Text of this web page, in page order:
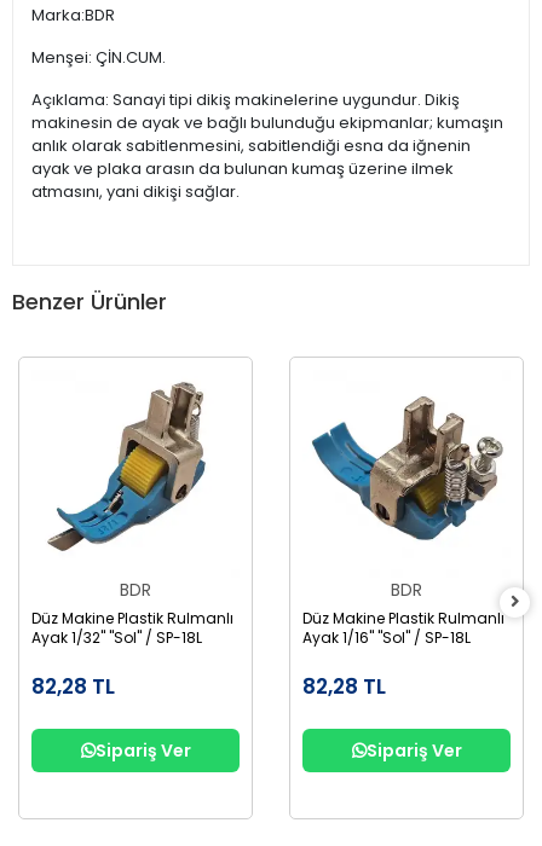
Marka:BDR
Menşei: ÇİN.CUM.
Açıklama: Sanayi tipi dikiş makinelerine uygundur. Dikiş
makinesin de ayak ve bağlı bulunduğu ekipmanlar; kumaşın
anlık olarak sabitlenmesini, sabitlendiği esna da iğnenin
ayak ve plaka arasın da bulunan kumaş üzerine ilmek
atmasını, yani dikişi sağlar.
Benzer Ürünler
BDR
Düz Makine Plastik Rulmanlı
Ayak 1/32" "Sol" / SP-18L
82,28 TL
Sipariş Ver
BDR
Düz Makine Plastik Rulmanlı
Ayak 1/16" "Sol" / SP-18L
82,28 TL
Sipariş Ver